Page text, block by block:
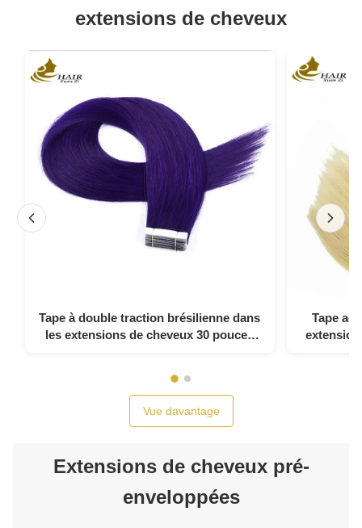
extensions de cheveux
Tape à double traction brésilienne dans
les extensions de cheveux 30 pouces
Tape
Vue davantage
Extensions de cheveux pré-
enveloppées